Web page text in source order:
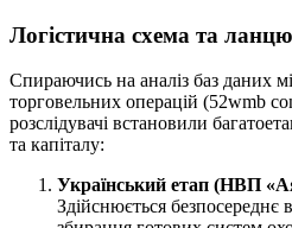
Логістична схема та
Спираючись на аналіз баз даних
торговельних операцій (52wmb
розслідувачі встановили
та капіталу:
Український етап (НВП
Здійснюється безпосереднє